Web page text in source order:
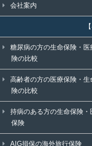
会社案内
糖尿病の方の生命保険・医
険の比較
高齢者の方の医療保険・生
険の比較
持病のある方の生命保険・
保険
AIG損保の海外旅行保険